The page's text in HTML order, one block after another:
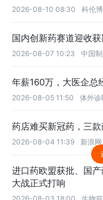
2026-08-10 08:30 科伦
国内创新药赛道迎收
2026-08-07 10:23 中国
年薪160万，大医企总
2026-08-05 11:50 体外诊
药店难买新冠药，三
2026-08-04 11:39 新浪网
进口药欧盟获批、国
大战正式打响